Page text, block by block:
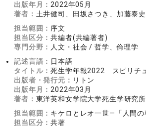
出版年月： 2022年05月
著者： 土井健司、田坂さつき、加藤泰
担当範囲： 序文
担当区分：共編者(共編著者)
専門分野： 人文・社会 / 哲学、倫理学
記述言語： 日本語
タイトル：死生学年報2022 スピリチ
出版者・発行元： リトン
出版年月： 2022年03月
著者： 東洋英和女学院大学死生学研究
担当範囲： キケロとレオ一世―「人間
担当区分：共著